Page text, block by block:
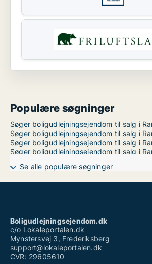
Populære søgninger
Søger boligudlejningsejendom til salg i
Søger boligudlejningsejendom til salg i
Søger boligudlejningsejendom til salg i
Søger boligudlejningsejendom til salg i
Se alle populære søgninger
Boligudlejningsejendom.dk
c/o Lokaleportalen.dk
Mynstersvej 3, Frederiksberg
support@lokaleportalen.dk
CVR: 29605610